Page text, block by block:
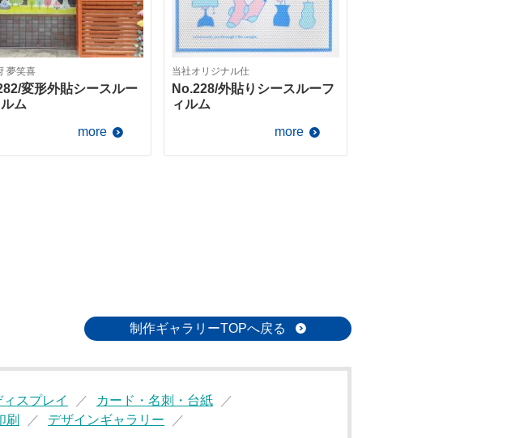
夢笑喜
変形外貼シースルー
ム
more
当社オリジナル仕
No.228/外貼りシースルーフ
ィルム
more
制作ギャラリーTOPへ戻る
ィスプレイ
カード・名刺・台紙
刷 デザインギャラリー